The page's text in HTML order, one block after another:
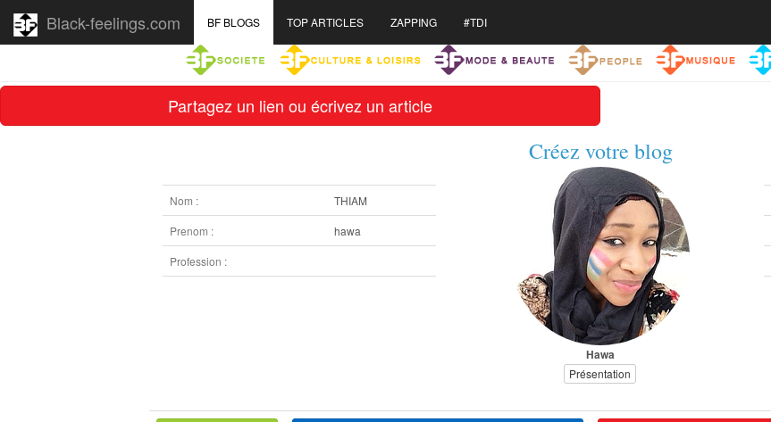
Partagez un lien ou écrivez un article
Black-feelings.com BF BLOGS TOP ARTICLES ZAPPING #TDI
Créez votre blog
Nom :
THIAM
Prenom :
hawa
Profession :
Hawa
Présentation